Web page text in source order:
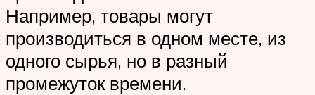
Например, товары могут
производиться в одном месте, из
одного сырья, но в разный
промежуток времени.